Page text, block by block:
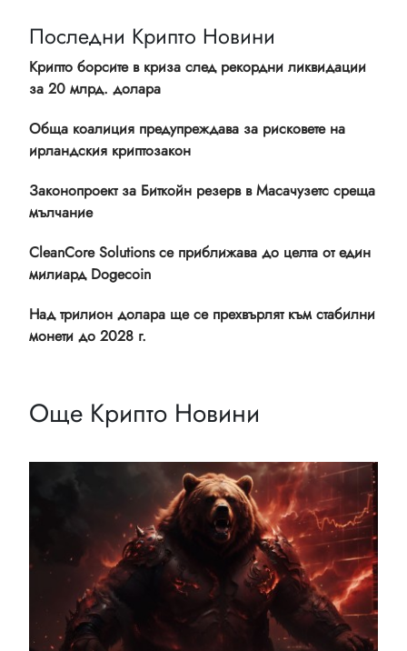
Последни Крипто Новини
Крипто борсите в криза след рекордни ликвидации
за 20 млрд. долара
Обща коалиция предупреждава за рисковете на
ирландския криптозакон
Законопроект за Биткойн резерв в Масачузетс среща
мълчание
CleanCore Solutions се приближава до целта от един
милиард Dogecoin
Над трилион долара ще се прехвърлят към стабилни
монети до 2028 г.
Още Крипто Новини